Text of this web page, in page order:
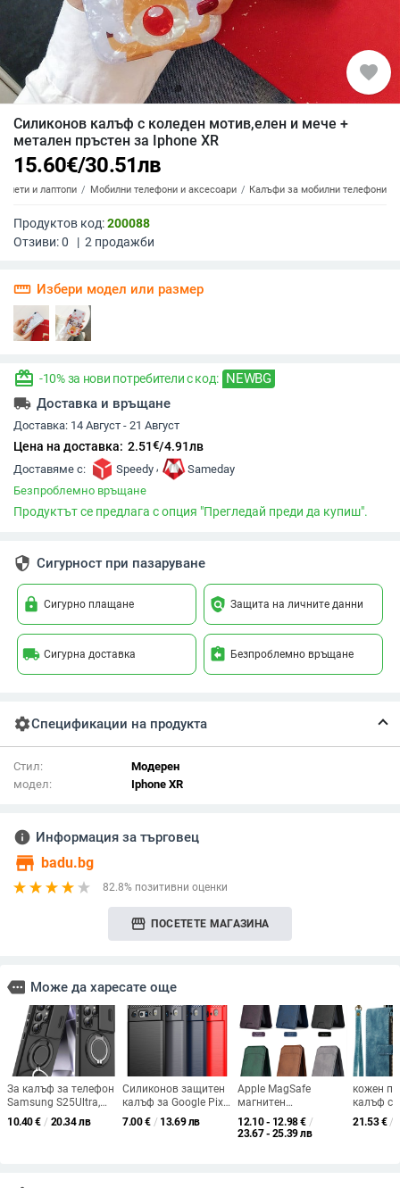
favorite
Силиконов калъф с коледен мотив,елен и мече +
метален пръстен за Iphone XR
15.60€/30.51лв
и лаптопи Мобилни телефони и аксесоари Калъфи за мобилни телефони
Продуктов код:200088
Отзиви:0 | 2 продажби
straighten Избери модел или размер
redeem -10% за нови потребители с код: NEWBG
local_shipping Доставка и връщане
Доставка: 14 Август - 21 Август
Цена на доставка: 2.51€/4.91лв
Доставяме с: Speedy ,
Sameday
Безпроблемно връщане
Продуктът се предлага с опция "Прегледай преди да купиш".
security Сигурност при пазаруване
lock Сигурно плащане policy Защита на личните данни
local_shipping Сигурна доставка assignment_return Безпроблемно връщане
settingsСпецификации на продукта
Стил:
Модерен
модел:
Iphone XR
info Информация за търговец
store badu.bg
82.8% позитивни оценки
storefront ПОСЕТЕТЕ МАГАЗИНА
more Може да харесате още
За калъф за телефон
Samsung S25Ultra,
скоба за прозорец
S24Ultra, защитен
10.40€ / 20.34 лв
Силиконов защитен
калъф за Google Pixel
6 и Pixel 6 Pro,
съвместим с Pixel 7a,
7.00€ / 13.69 лв
Apple MagSafe
магнитен
картодържател с
портфейл-стил за
12.10 - 12.98€ /
23.67 - 25.39 лв
кожен
калъф с
слотове
цип за
21.53€ /